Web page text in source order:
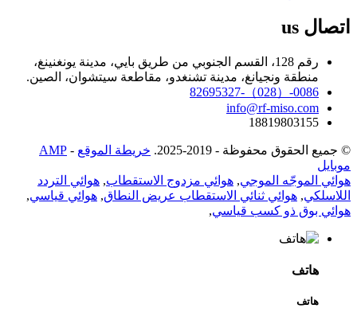
اتصال
رقم 128، القسم الجنوبي من طريق بايي، مدينة يونغنينغ،
منطقة ونجيانغ، مدينة تشنغدو، مقاطعة سيتشوان، الصين.
0086-（028）-82695327
info@rf-miso.com
18819803155
© جميع الحقوق محفوظة - 2019-2025. خريطة الموقع -
AMP
موبايل
هوائي الموجّه الموجي, هوائي مزدوج الاستقطاب, هوائي التردد
اللاسلكي, هوائي ثنائي الاستقطاب عريض النطاق, هوائي قياسي,
هوائي بوق ذو كسب قياسي,
هاتف
هاتف